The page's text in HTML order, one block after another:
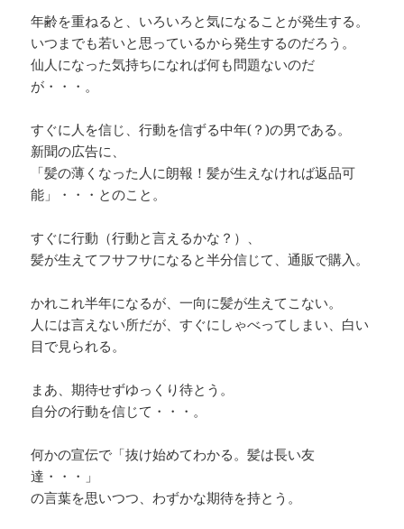
年齢を重ねると、いろいろと気になることが発生する。
いつまでも若いと思っているから発生するのだろう。
仙人になった気持ちになれば何も問題ないのだ
が・・・。
すぐに人を信じ、行動を信ずる中年(？)の男である。
新聞の広告に、
「髪の薄くなった人に朗報！髪が生えなければ返品可
能」・・・とのこと。
すぐに行動（行動と言えるかな？）、
髪が生えてフサフサになると半分信じて、通販で購入。
かれこれ半年になるが、一向に髪が生えてこない。
人には言えない所だが、すぐにしゃべってしまい、白い
目で見られる。
まあ、期待せずゆっくり待とう。
自分の行動を信じて・・・。
何かの宣伝で「抜け始めてわかる。髪は長い友
達・・・」
の言葉を思いつつ、わずかな期待を持とう。